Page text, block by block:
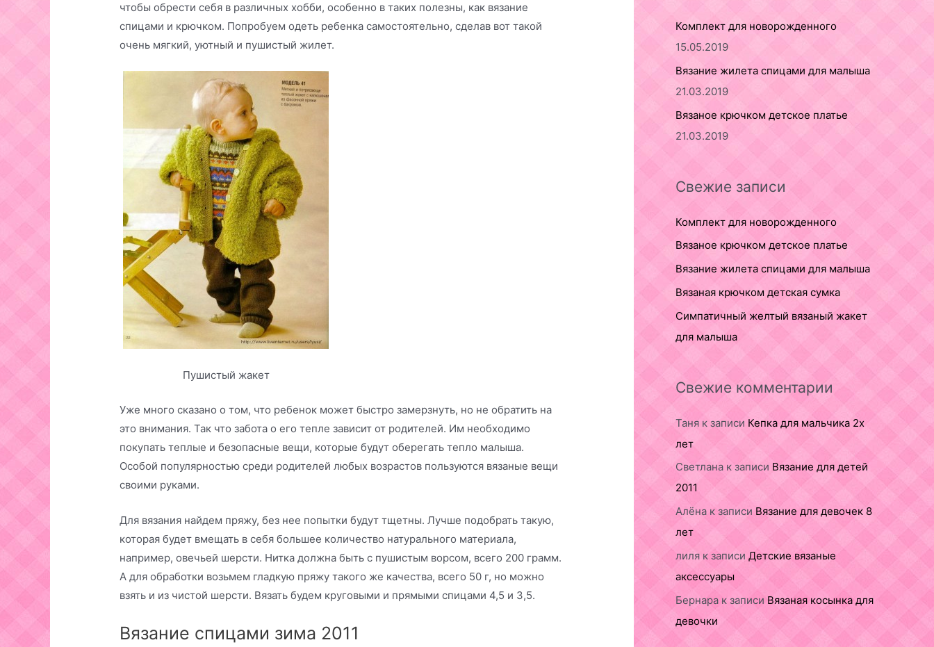
чтобы обрести себя в различных хобби, особенно в таких полезны, как вязание
спицами и крючком. Попробуем одеть ребенка самостоятельно, сделав вот такой
очень мягкий, уютный и пушистый жилет.
Пушистый жакет
Уже много сказано о том, что ребенок может быстро замерзнуть, но не обратить на
это внимания. Так что забота о его тепле зависит от родителей. Им необходимо
покупать теплые и безопасные вещи, которые будут оберегать тепло малыша.
Особой популярностью среди родителей любых возрастов пользуются вязаные вещи
своими руками.
Для вязания найдем пряжу, без нее попытки будут тщетны. Лучше подобрать такую,
которая будет вмещать в себя большее количество натурального материала,
например, овечьей шерсти. Нитка должна быть с пушистым ворсом, всего 200 грамм.
А для обработки возьмем гладкую пряжу такого же качества, всего 50 г, но можно
взять и из чистой шерсти. Вязать будем круговыми и прямыми спицами 4,5 и 3,5.
Вязание спицами зима 2011
Комплект для новорожденного
15.05.2019
Вязание жилета спицами для малыша
21.03.2019
Вязаное крючком детское платье
21.03.2019
Свежие записи
Комплект для новорожденного
Вязаное крючком детское платье
Вязание жилета спицами для малыша
Вязаная крючком детская сумка
Симпатичный желтый вязаный жакет
для малыша
Свежие комментарии
Таня к записи Кепка для мальчика 2х
лет
Светлана к записи Вязание для детей
2011
Алёна к записи Вязание для девочек 8
лет
лиля к записи Детские вязаные
аксессуары
Бернара к записи Вязаная косынка для
девочки